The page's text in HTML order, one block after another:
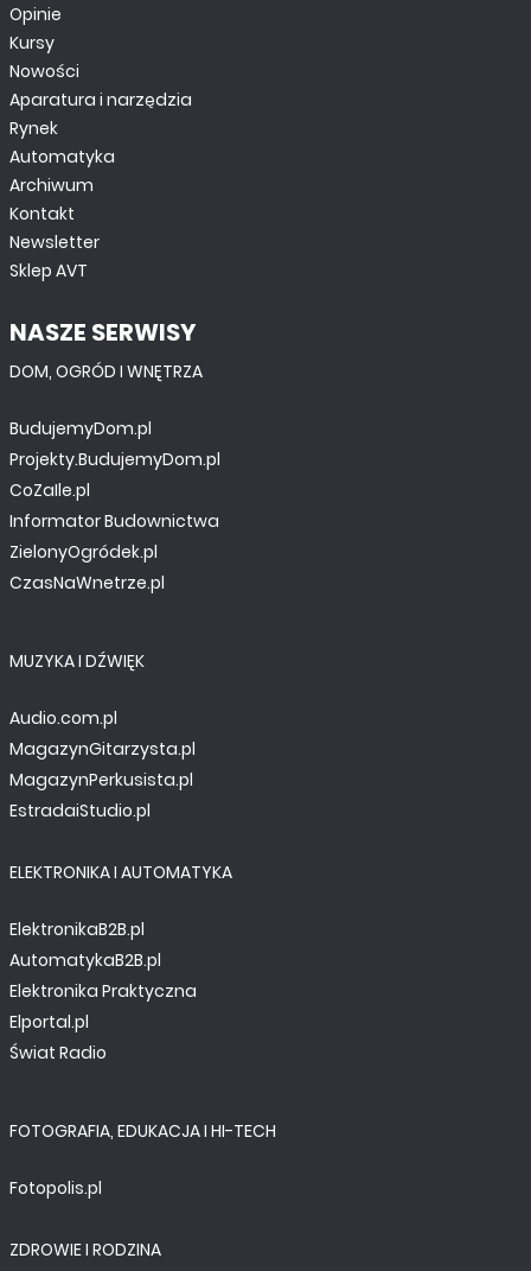
Opinie
Kursy
Nowości
Aparatura i narzędzia
Rynek
Automatyka
Archiwum
Kontakt
Newsletter
Sklep AVT
NASZE SERWISY
DOM, OGRÓD I WNĘTRZA
BudujemyDom.pl
Projekty.BudujemyDom.pl
CoZaIle.pl
Informator Budownictwa
ZielonyOgródek.pl
CzasNaWnetrze.pl
MUZYKA I DŹWIĘK
Audio.com.pl
MagazynGitarzysta.pl
MagazynPerkusista.pl
EstradaiStudio.pl
ELEKTRONIKA I AUTOMATYKA
ElektronikaB2B.pl
AutomatykaB2B.pl
Elektronika Praktyczna
Elportal.pl
Świat Radio
FOTOGRAFIA, EDUKACJA I HI-TECH
Fotopolis.pl
ZDROWIE I RODZINA